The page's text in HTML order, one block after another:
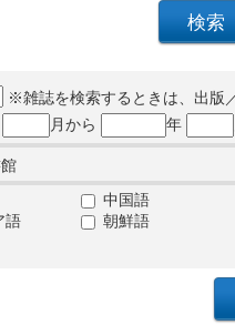
※雑誌を検索するときは、出版
月から 年
中国語
語
朝鮮語